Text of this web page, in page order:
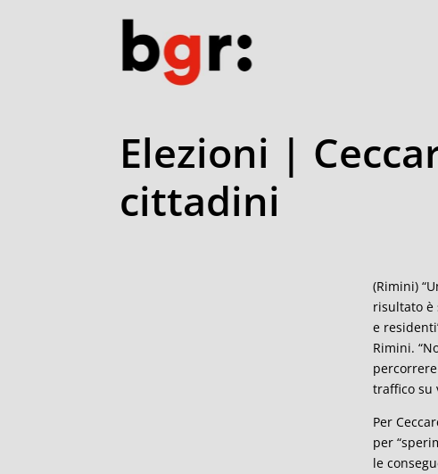
Elezioni |
cittadini
(Rimini) “
risultato è
e
Rimini. “
traffico su
Per
per “
le